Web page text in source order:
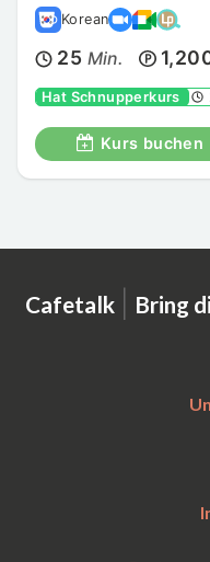
Korean
25 Min.
Hat Schnupperkurs
Kurs buchen
Cafetalk | Bring